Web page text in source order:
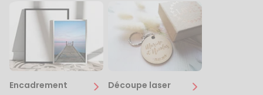
Encadrement Découpe laser